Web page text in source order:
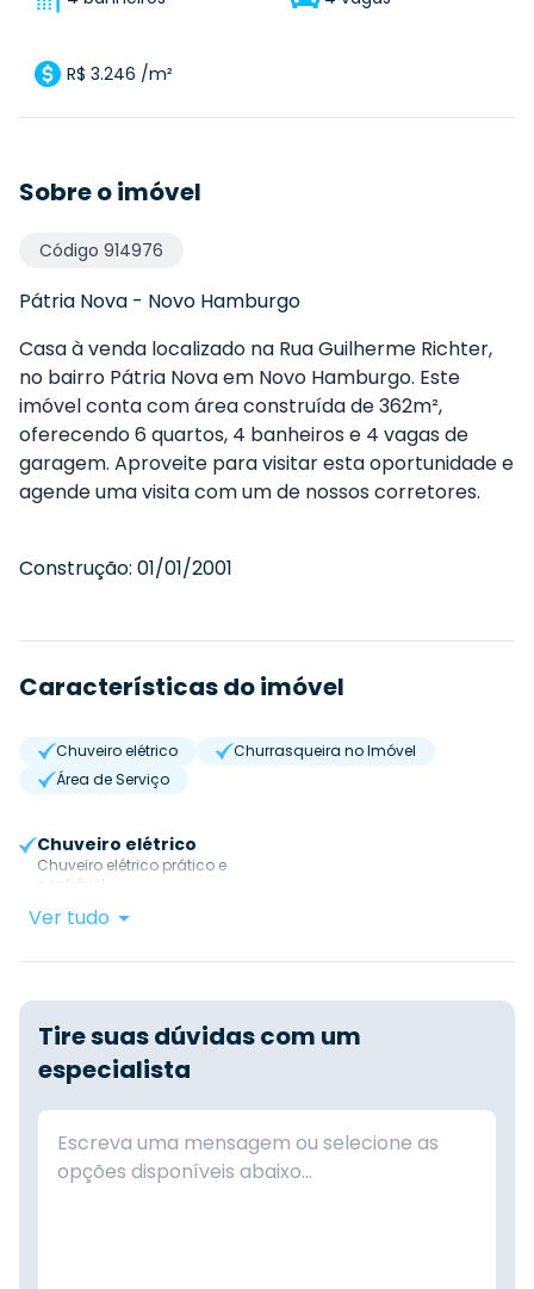
R$ 3.246 /m²
Sobre o imóvel
Código 914976
Pátria Nova - Novo Hamburgo
Casa à venda localizado na Rua Guilherme Richter,
no bairro Pátria Nova em Novo Hamburgo. Este
imóvel conta com área construída de 362m²,
oferecendo 6 quartos, 4 banheiros e 4 vagas de
garagem. Aproveite para visitar esta oportunidade e
agende uma visita com um de nossos corretores.
Construção: 01/01/2001
Características do imóvel
Chuveiro elétrico
Churrasqueira no Imóvel
Área de Serviço
Chuveiro elétrico
Chuveiro elétrico prático e
confiável.
Ver tudo
Tire suas dúvidas com um
especialista